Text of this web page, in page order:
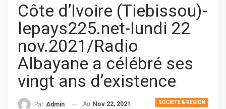
Côte d’Ivoire (Tiebissou)-
lepays225.net-lundi 22
nov.2021/Radio
Albayane a célébré ses
vingt ans d’existence
SOCIETE & REGION
Par Admin Au Nov 22, 2021